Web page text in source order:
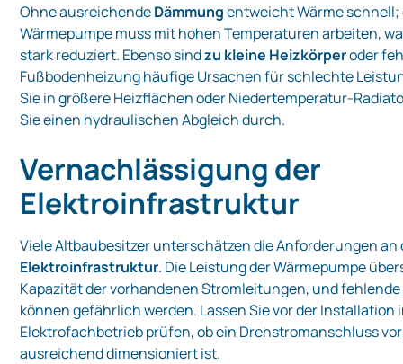
Ohne ausreichendeDämmungentweicht Wärme schnell;
Wärmepumpe muss mit hohen Temperaturen arbeiten,
stark reduziert. Ebenso sindzu kleine Heizkörperoder
Fußbodenheizung häufige Ursachen für schlechte
Sie in größere Heizflächen oder
Sie einen hydraulischen Abgleich durch.
Vernachlässigung der
Elektroinfrastruktur
Viele Altbaubesitzer unterschätzen die Anforderungen an
Elektroinfrastruktur. Die Leistung der Wärmepumpe
Kapazität der vorhandenen Stromleitungen, und
können gefährlich werden. Lassen Sie vor der Installation
Elektrofachbetrieb prüfen, ob ein Drehstromanschluss
ausreichend dimensioniert ist.